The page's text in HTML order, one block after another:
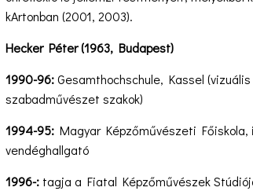
kArtonban (2001, 2003).
Hecker Péter (1963, Budapest)
1990-96:Gesamthochschule, Kassel
szabadművészet szakok)
1994-95:Magyar Képzőművészeti Főiskola,
vendéghallgató
1996-:tagja a Fiatal Képzőművészek